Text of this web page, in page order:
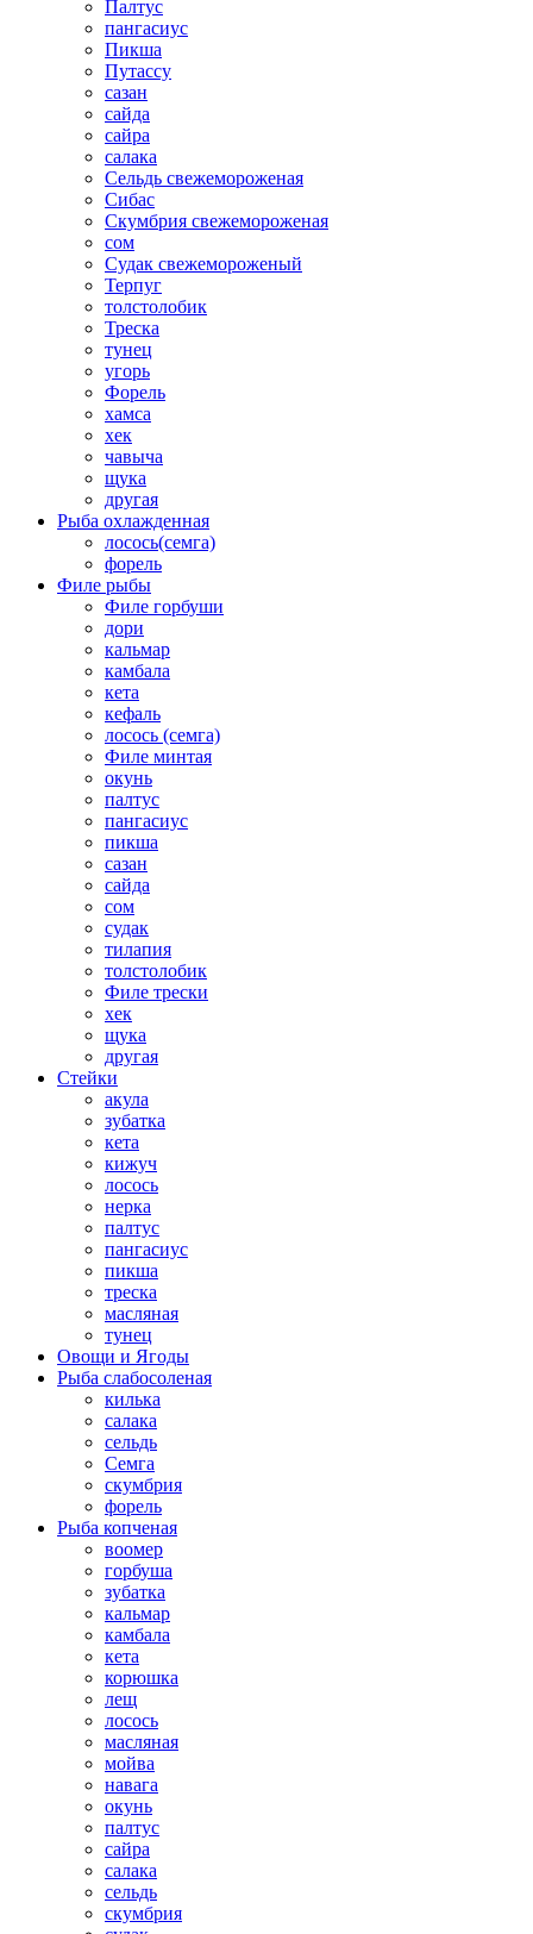
Палтус
пангасиус
Пикша
Путассу
сазан
сайда
сайра
салака
Сельдь свежемороженая
Сибас
Скумбрия свежемороженая
сом
Судак свежемороженый
Терпуг
толстолобик
Треска
тунец
угорь
Форель
хамса
хек
чавыча
щука
другая
Рыба охлажденная
лосось(семга)
форель
Филе рыбы
Филе горбуши
дори
кальмар
камбала
кета
кефаль
лосось (семга)
Филе минтая
окунь
палтус
пангасиус
пикша
сазан
сайда
сом
судак
тилапия
толстолобик
Филе трески
хек
щука
другая
Стейки
акула
зубатка
кета
кижуч
лосось
нерка
палтус
пангасиус
пикша
треска
масляная
тунец
Овощи и Ягоды
Рыба слабосоленая
килька
салака
сельдь
Семга
скумбрия
форель
Рыба копченая
воомер
горбуша
зубатка
кальмар
камбала
кета
корюшка
лещ
лосось
масляная
мойва
навага
окунь
палтус
сайра
салака
сельдь
скумбрия